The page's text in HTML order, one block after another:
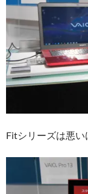
Fitシリーズは悪い